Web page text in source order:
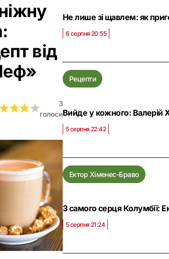
від
★★★
★★★
3
голоси
Не лише зі щавлем: як
6 серпня 20:55
Рецепти
Вийде у кожного: Валерій
5 серпня 22:42
Ектор Хіменес-Браво
З самого серця Колумбії:
5 серпня 21:24